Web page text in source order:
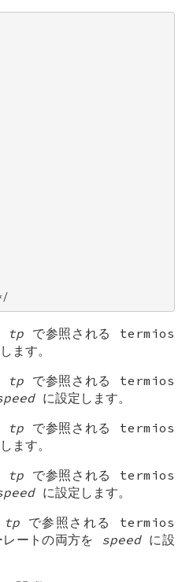
tp で参照される termios
ます。
tp で参照される termios
に設定します。
tp で参照される termios
ます。
tp で参照される termios
に設定します。
tpで参照される termios
ートの両方を speedに設